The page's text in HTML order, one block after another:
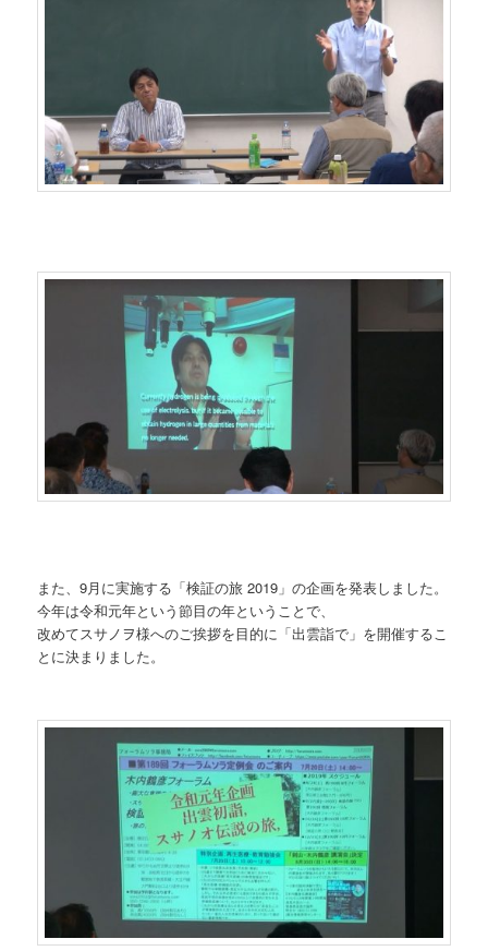
また、9月に実施する「検証の旅 2019」の企画を発表しました。
今年は令和元年という節目の年ということで、
改めてスサノヲ様へのご挨拶を目的に「出雲詣で」を開催するこ
とに決まりました。